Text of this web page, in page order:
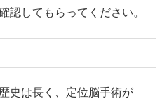
認してもらってください。
史は長く、定位脳手術が